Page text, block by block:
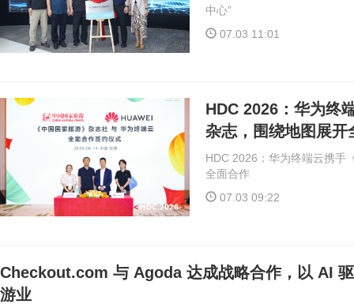
中心”
07.03 11:01
HDC 2026：华为终
杂志，围绕地图展开
HDC 2026：华为终端云携手
全面合作
07.03 09:22
Checkout.com 与 Agoda 达成战略合作，以 AI
游业